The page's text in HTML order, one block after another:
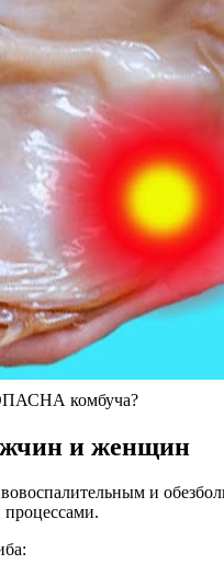
комбуча?
и женщин
и